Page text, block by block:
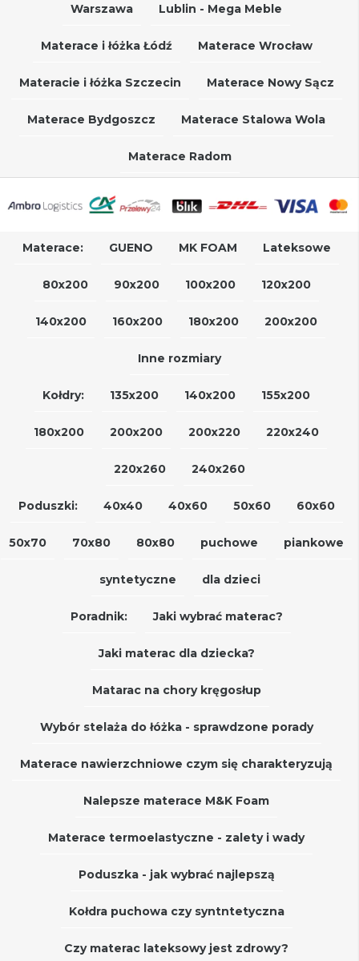
Warszawa Lublin - Mega Meble
Materace i łóżka Łódź Materace Wrocław
Materacie i łóżka Szczecin Materace Nowy Sącz
Materace Bydgoszcz Materace Stalowa Wola
Materace Radom
Materace: GUENO MK FOAM Lateksowe
80x200 90x200 100x200 120x200
140x200 160x200 180x200 200x200
Inne rozmiary
Kołdry: 135x200 140x200 155x200
180x200 200x200 200x220 220x240
220x260 240x260
Poduszki: 40x40 40x60 50x60 60x60
50x70 70x80 80x80 puchowe piankowe
syntetyczne dla dzieci
Poradnik: Jaki wybrać materac?
Jaki materac dla dziecka?
Matarac na chory kręgosłup
Wybór stelaża do łóżka - sprawdzone porady
Materace nawierzchniowe czym się charakteryzują
Nalepsze materace M&K Foam
Materace termoelastyczne - zalety i wady
Poduszka - jak wybrać najlepszą
Kołdra puchowa czy syntntetyczna
Czy materac lateksowy jest zdrowy?